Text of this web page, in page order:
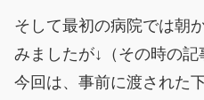
そして最初の病院では朝
みましたが↓（その時の記
今回は、事前に渡された